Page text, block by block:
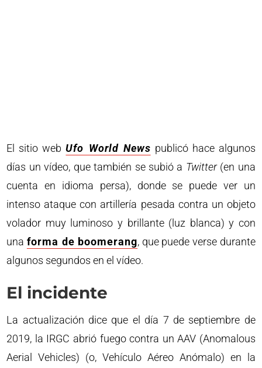
El sitio webUfo World News publicó hace algunos
días un vídeo, que también se subió a Twitter(en una
cuenta en idioma persa), donde se puede ver un
intenso ataque con artillería pesada contra un objeto
volador muy luminoso y brillante (luz blanca) y con
una forma de boomerang, que puede verse durante
algunos segundos en el vídeo.
El incidente
La actualización dice que el día 7 de septiembre de
2019, la IRGC abrió fuego contra un AAV (Anomalous
Aerial Vehicles) (o, Vehículo Aéreo Anómalo) en la